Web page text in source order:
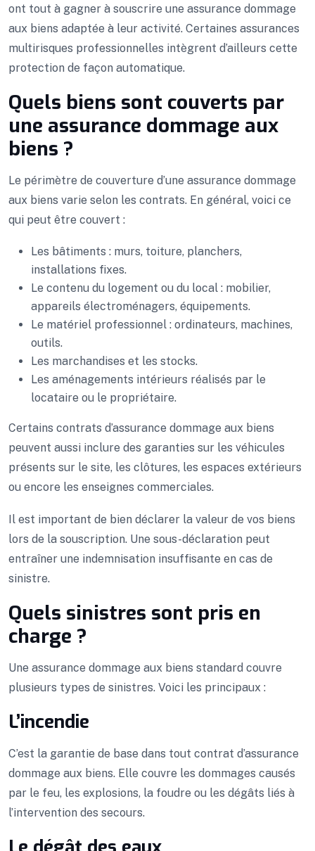
ont tout à gagner à souscrire une assurance dommage
aux biens adaptée à leur activité. Certaines assurances
multirisques professionnelles intègrent d’ailleurs cette
protection de façon automatique.
Quels biens sont couverts par
une assurance dommage aux
biens ?
Le périmètre de couverture d’une assurance dommage
aux biens varie selon les contrats. En général, voici ce
qui peut être couvert :
Les bâtiments : murs, toiture, planchers,
installations fixes.
Le contenu du logement ou du local : mobilier,
appareils électroménagers, équipements.
Le matériel professionnel : ordinateurs, machines,
outils.
Les marchandises et les stocks.
Les aménagements intérieurs réalisés par le
locataire ou le propriétaire.
Certains contrats d’assurance dommage aux biens
peuvent aussi inclure des garanties sur les véhicules
présents sur le site, les clôtures, les espaces extérieurs
ou encore les enseignes commerciales.
Il est important de bien déclarer la valeur de vos biens
lors de la souscription. Une sous-déclaration peut
entraîner une indemnisation insuffisante en cas de
sinistre.
Quels sinistres sont pris en
charge ?
Une assurance dommage aux biens standard couvre
plusieurs types de sinistres. Voici les principaux :
L’incendie
C’est la garantie de base dans tout contrat d’assurance
dommage aux biens. Elle couvre les dommages causés
par le feu, les explosions, la foudre ou les dégâts liés à
l’intervention des secours.